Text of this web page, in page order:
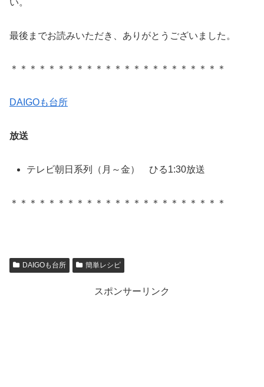
最後までお読みいただき、ありがとうございました。
＊＊＊＊＊＊＊＊＊＊＊＊＊＊＊＊＊＊＊＊＊＊＊
DAIGOも台所
放送
テレビ朝日系列（月～金） ひる1:30放送
＊＊＊＊＊＊＊＊＊＊＊＊＊＊＊＊＊＊＊＊＊＊＊
DAIGOも台所 簡単レシピ
スポンサーリンク